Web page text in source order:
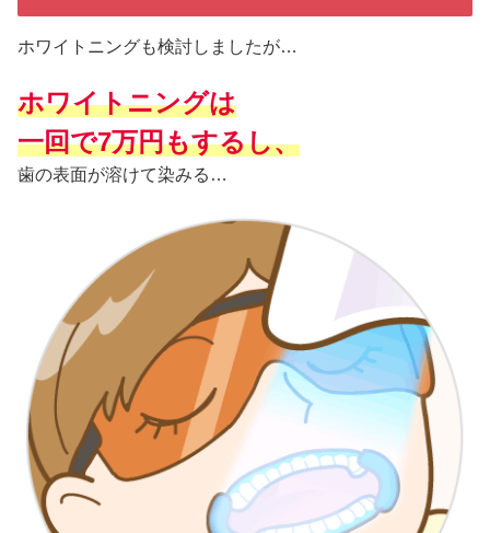
ホワイトニングも検討しましたが…
ホワイトニングは
一回で7万円もするし、
歯の表面が溶けて染みる…